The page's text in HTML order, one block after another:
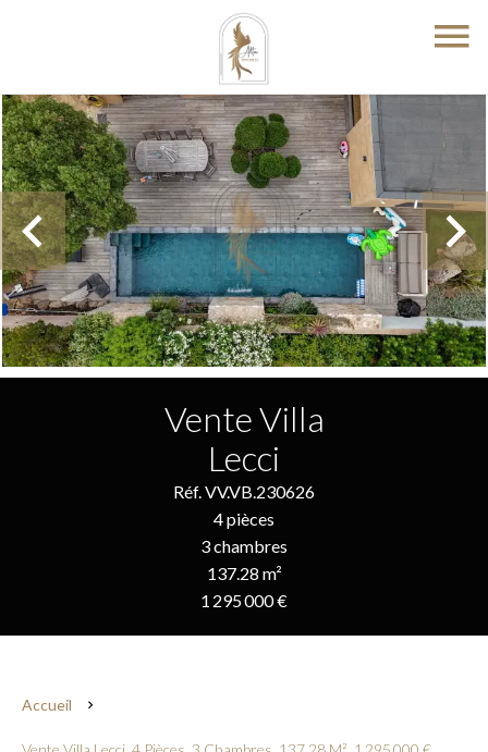
Vente Villa
Lecci
Réf. VV.VB.230626
4 pièces
3 chambres
137.28 m²
1 295 000 €
Accueil